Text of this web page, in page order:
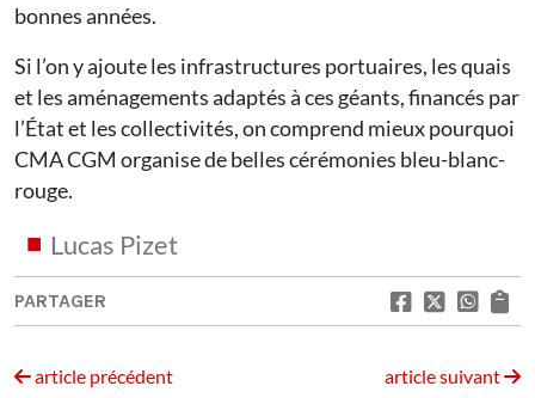
bonnes années.
Si l’on y ajoute les infrastructures portuaires, les quais
et les aménagements adaptés à ces géants, financés par
l’État et les collectivités, on comprend mieux pourquoi
CMA CGM organise de belles cérémonies bleu-blanc-
rouge.
Lucas Pizet
PARTAGER
article précédent article suivant